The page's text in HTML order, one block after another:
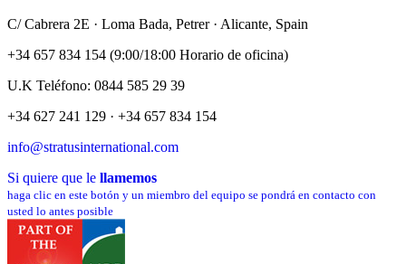
C/ Cabrera 2E · Loma Bada, Petrer · Alicante, Spain
+34 657 834 154 (9:00/18:00 Horario de oficina)
U.K Teléfono: 0844 585 29 39
+34 627 241 129 · +34 657 834 154
info@stratusinternational.com
Si quiere que le llamemos
haga clic en este botón y un miembro del equipo se pondrá en contacto con
usted lo antes posible